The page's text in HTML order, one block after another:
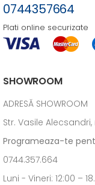
0744357664
Plati online securizate
SHOWROOM
ADRESĂ SHOWROOM
Str. Vasile Alecsandri,
Programeaza-te
0744.357.664
Luni - Vineri: 12:00 –